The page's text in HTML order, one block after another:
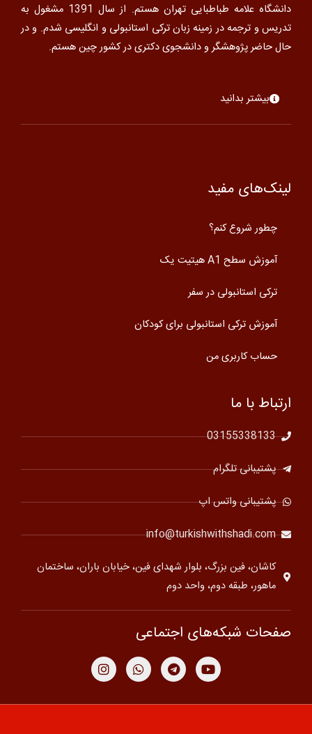
دانشگاه علامه طباطبایی تهران هستم. از سال 1391 مشغول به
تدریس و ترجمه در زمینه زبان ترکی استانبولی و انگلیسی شدم. و در
حال حاضر پژوهشگر و دانشجوی دکتری در کشور چین هستم.
بیشتر بدانید
لینک‌های مفید
چطور شروع کنم؟
آموزش سطح A1 هیتیت یک
ترکی استانبولی در سفر
آموزش ترکی استانبولی برای کودکان
حساب کاربری من
ارتباط با ما
03155338133
پشتیبانی تلگرام
پشتیبانی واتس اپ
info@turkishwithshadi.com
کاشان، فین بزرگ، بلوار شهدای فین، خیابان باران، ساختمان
ماهور، طبقه دوم، واحد دوم
صفحات شبکه‌های اجتماعی